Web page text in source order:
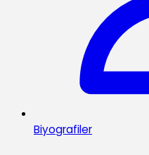
Biyografiler